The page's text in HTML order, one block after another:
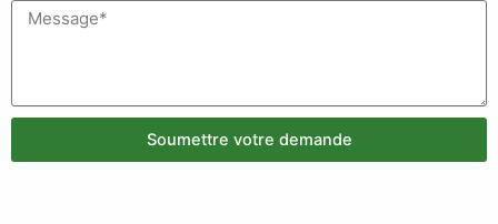
Soumettre votre demande